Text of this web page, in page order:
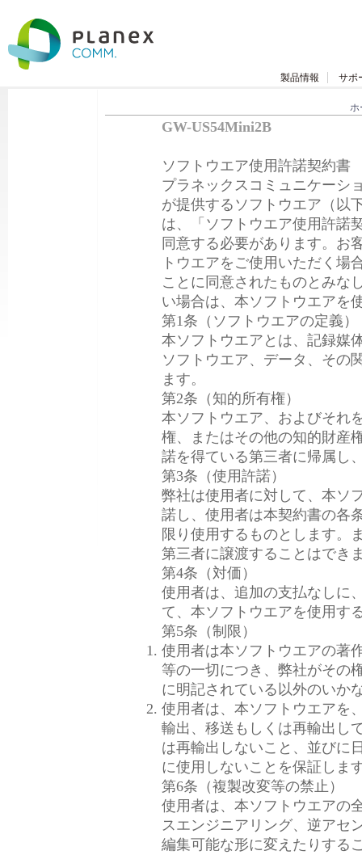
製品情報 サポ
ホ
GW-US54Mini2B
ソフトウエア使用許諾契約書
プラネックスコミュニケーシ
が提供するソフトウエア（以
は、「ソフトウエア使用許諾
同意する必要があります。お
トウエアをご使用いただく場
ことに同意されたものとみな
い場合は、本ソフトウエアを
第1条（ソフトウエアの定義）
本ソフトウエアとは、記録媒
ソフトウエア、データ、その
ます。
第2条（知的所有権）
本ソフトウエア、およびそれ
権、またはその他の知的財産
諾を得ている第三者に帰属し
第3条（使用許諾）
弊社は使用者に対して、本ソ
諾し、使用者は本契約書の各
限り使用するものとします。
第三者に譲渡することはでき
第4条（対価）
使用者は、追加の支払なしに
て、本ソフトウエアを使用す
第5条（制限）
使用者は本ソフトウエアの著
等の一切につき、弊社がその
に明記されている以外のいか
使用者は、本ソフトウエアを
輸出、移送もしくは再輸出し
は再輸出しないこと、並びに
に使用しないことを保証しま
第6条（複製改変等の禁止）
使用者は、本ソフトウエアの
スエンジニアリング、逆アセ
編集可能な形に変えたりする